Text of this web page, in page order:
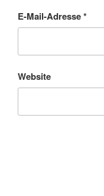
E-Mail-Adresse*
Website